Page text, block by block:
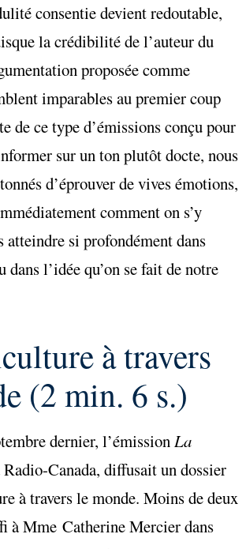
consentie devient redoutable,
la crédibilité de l’auteur du
proposée comme
imparables au premier coup
de ce type d’émissions conçu pour
sur un ton plutôt docte, nous
d’éprouver de vives émotions,
comment on s’y
atteindre si profondément dans
dans l’idée qu’on se fait de notre
à travers
(2 min. 6 s.)
dernier, l’émission La
Radio-Canada, diffusait un dossier
à travers le monde. Moins de deux
à Mme Catherine Mercier dans